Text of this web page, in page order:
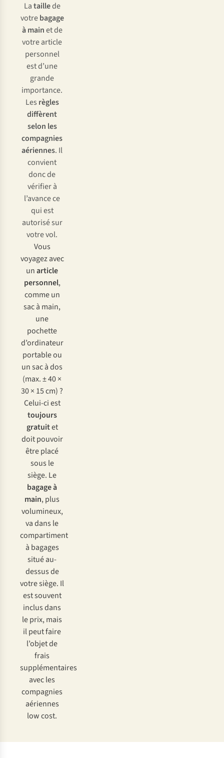
Lataillede
votrebagage
à mainet de
votre article
personnel
est d’une
grande
importance.
Les règles
diffèrent
selon les
compagnies
aériennes. Il
convient
donc de
vérifier à
l’avance ce
qui est
autorisé sur
votre vol.
Vous
voyagez avec
unarticle
personnel,
commeun
sacà main,
une
pochette
d’ordinateur
portableou
unsacàdos
(max.± 40 ×
30 × 15cm)?
Celui-ciest
toujours
gratuitet
doit pouvoir
êtreplacé
sous le
siège. Le
bagageà
main,plus
volumineux,
vadans le
compartiment
à bagages
situéau-
dessusde
votresiège. Il
estsouvent
inclusdans
leprix,mais
ilpeutfaire
l’objetde
frais
supplémentaires
avecles
compagnies
aériennes
lowcost.